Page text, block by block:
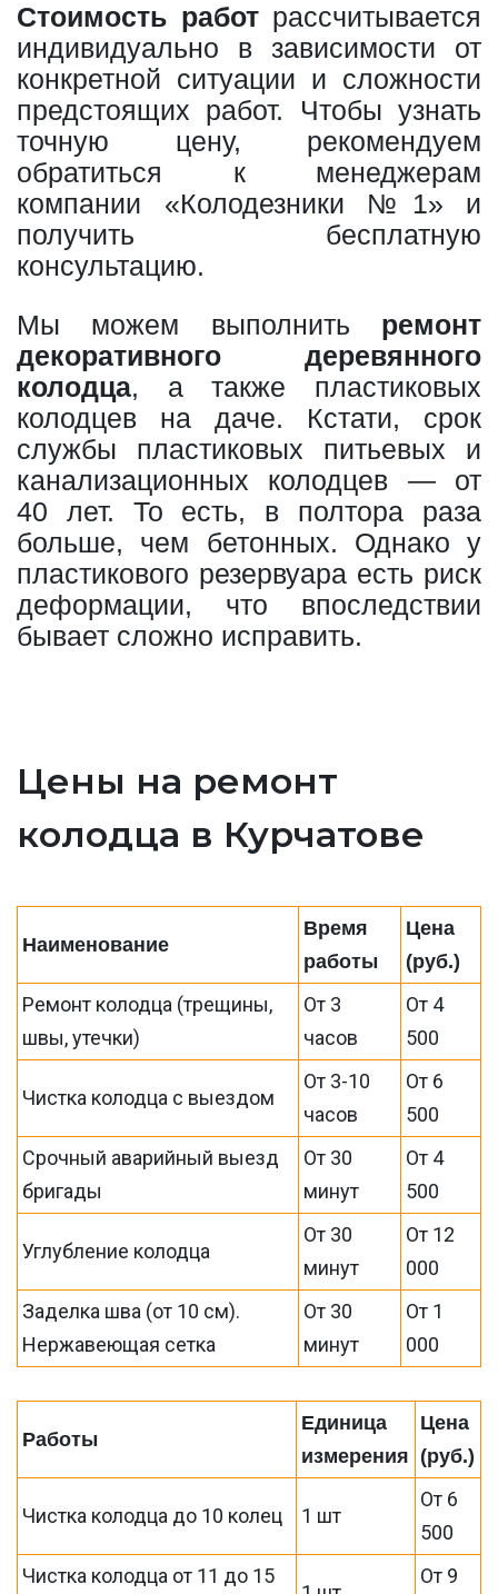
Стоимость работрассчитывается
индивидуально в зависимости от
конкретной ситуации и сложности
предстоящих работ. Чтобы узнать
точную цену, рекомендуем
обратиться к менеджерам
компании «Колодезники №1» и
получить бесплатную
консультацию.
Мы можем выполнить ремонт
декоративного деревянного
колодца, а также пластиковых
колодцев на даче. Кстати, срок
службы пластиковых питьевых и
канализационных колодцев — от
40 лет. То есть, в полтора раза
больше, чем бетонных. Однако у
пластикового резервуара есть риск
деформации, что впоследствии
бывает сложно исправить.
Цены на ремонт
колодца в Курчатове
Наименование
Время
работы
Цена
(руб.)
Ремонт колодца (трещины,
швы, утечки)
От 3
часов
От 4
500
Чистка колодца с выездом
От 3-10
часов
От 6
500
Срочный аварийный выезд
бригады
От 30
минут
От 4
500
Углубление колодца
От 30
минут
От 12
000
Заделка шва (от 10 см).
Нержавеющая сетка
От 30
минут
От 1
000
Работы
Единица
измерения
Цена
(руб.)
Чистка колодца до 10 колец 1 шт
От 6
500
Чистка колодца от 11 до 15
От 9